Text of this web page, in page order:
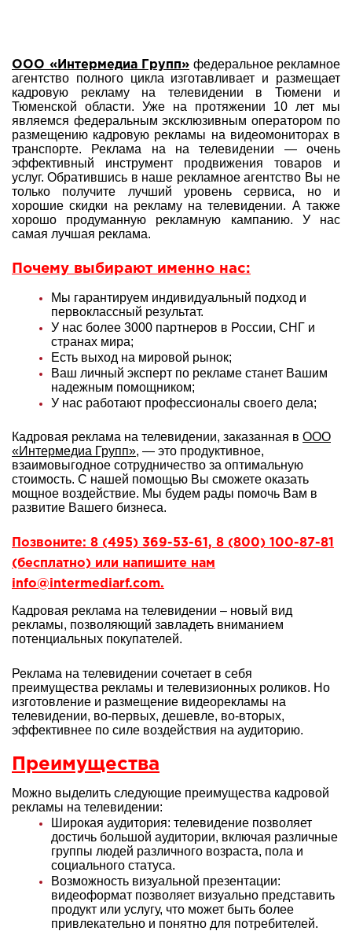
ООО «Интермедиа Групп» федеральное рекламное
агентство полного цикла изготавливает и размещает
кадровую рекламу на телевидении в Тюмени и
Тюменской области. Уже на протяжении 10 лет мы
являемся федеральным эксклюзивным оператором по
размещению кадровую рекламы на видеомониторах в
транспорте. Реклама на на телевидении — очень
эффективный инструмент продвижения товаров и
услуг. Обратившись в наше рекламное агентство Вы не
только получите лучший уровень сервиса, но и
хорошие скидки на рекламу на телевидении. А также
хорошо продуманную рекламную кампанию. У нас
самая лучшая реклама.
Почему выбирают именно нас:
Мы гарантируем индивидуальный подход и
первоклассный результат.
У нас более 3000 партнеров в России, СНГ и
странах мира;
Есть выход на мировой рынок;
Ваш личный эксперт по рекламе станет Вашим
надежным помощником;
У нас работают профессионалы своего дела;
Кадровая реклама на телевидении, заказанная в ООО
«Интермедиа Групп», — это продуктивное,
взаимовыгодное сотрудничество за оптимальную
стоимость. С нашей помощью Вы сможете оказать
мощное воздействие. Мы будем рады помочь Вам в
развитие Вашего бизнеса.
Позвоните: 8 (495) 369-53-61, 8 (800) 100-87-81
(бесплатно) или напишите нам
info@intermediarf.com.
Кадровая реклама на телевидении – новый вид
рекламы, позволяющий завладеть вниманием
потенциальных покупателей.
Реклама на телевидении сочетает в себя
преимущества рекламы и телевизионных роликов. Но
изготовление и размещение видеорекламы на
телевидении, во-первых, дешевле, во-вторых,
эффективнее по силе воздействия на аудиторию.
Преимущества
Можно выделить следующие преимущества кадровой
рекламы на телевидении:
Широкая аудитория: телевидение позволяет
достичь большой аудитории, включая различные
группы людей различного возраста, пола и
социального статуса.
Возможность визуальной презентации:
видеоформат позволяет визуально представить
продукт или услугу, что может быть более
привлекательно и понятно для потребителей.